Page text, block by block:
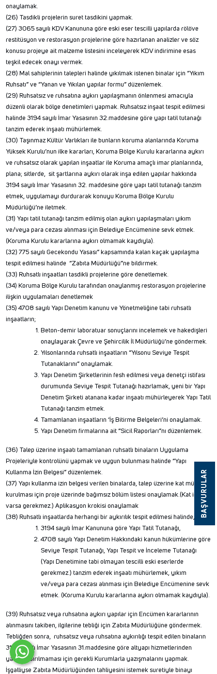
BAŞVURULAR
onaylamak.
(26) Tasdikli projelerin suret tasdikini yapmak.
(27) 3065 sayılı KDV Kanununa göre eski eser tescilli yapılarda rölöve
restitüsyon ve restorasyon projelerine göre hazırlanan analizler ve söz
konusu projeye ait malzeme listesini inceleyerek KDV indirimine esas
teşkil edecek onayı vermek.
(28) Mal sahiplerinin talepleri halinde yıkılmak istenen binalar için “Yıkım
Ruhsatı” ve “Yanan ve Yıkılan yapılar formu” düzenlemek.
(29) Ruhsatsız ve ruhsatına aykırı yapılaşmanın önlenmesi amacıyla
düzenli olarak bölge denetimleri yapmak. Ruhsatsız inşaat tespit edilmesi
halinde 3194 sayılı İmar Yasasının 32.maddesine göre yapı tatil tutanağı
tanzim ederek inşaatı mühürlemek.
(30) Taşınmaz Kültür Varlıkları ile bunların koruma alanlarında Koruma
Yüksek Kurulu’nun ilke kararları, Koruma Bölge Kurulu kararlarına aykırı
ve ruhsatsız olarak yapılan inşaatlar ile Koruma amaçlı imar planlarında,
plana; sitlerde, sit şartlarına aykırı olarak inşa edilen yapılar hakkında
3194 sayılı İmar Yasasının 32. maddesine göre yapı tatil tutanağı tanzim
etmek, uygulamayı durdurarak konuyu Koruma Bölge Kurulu
Müdürlüğü’ne iletmek.
(31) Yapı tatil tutanağı tanzim edilmiş olan aykırı yapılaşmaları yıkım
ve/veya para cezası alınması için Belediye Encümenine sevk etmek.
(Koruma Kurulu kararlarına aykırı olmamak kaydıyla).
(32) 775 sayılı Gecekondu Yasası” kapsamında kalan kaçak yapılaşma
tespit edilmesi halinde “Zabıta Müdürlüğü”ne bildirmek.
(33) Ruhsatlı inşaatları tasdikli projelerine göre denetlemek.
(34) Koruma Bölge Kurulu tarafından onaylanmış restorasyon projelerine
ilişkin uygulamaları denetlemek
(35) 4708 sayılı Yapı Denetim kanunu ve Yönetmeliğine tabi ruhsatlı
inşaatların;
Beton-demir laboratuar sonuçlarını incelemek ve hakedişleri
onaylayarak Çevre ve Şehircilik İl Müdürlüğü’ne göndermek.
Yılsonlarında ruhsatlı inşaatların “Yılsonu Seviye Tespit
Tutanaklarını” onaylamak.
Yapı Denetim Şirketlerinin fesh edilmesi veya denetçi istifası
durumunda Seviye Tespit Tutanağı hazırlamak, yeni bir Yapı
Denetim Şirketi atanana kadar inşaatı mühürleyerek Yapı Tatil
Tutanağı tanzim etmek.
Tamamlanan inşaatların ‘İş Bitirme Belgeleri’ni onaylamak.
Yapı Denetim firmalarına ait “Sicil Raporları”nı düzenlemek.
(36) Talep üzerine inşaatı tamamlanan ruhsatlı binaların Uygulama
Projeleriyle kontrolünü yapmak ve uygun bulunması halinde “Yapı
Kullanma İzin Belgesi” düzenlemek.
(37) Yapı kullanma izin belgesi verilen binalarda, talep üzerine kat mülkiyeti
kurulması için proje üzerinde bağımsız bölüm listesi onaylamak.(Kat irtifakı
varsa gerekmez.) Aplikasyon krokisi onaylamak
(38) Ruhsatlı inşaatlarda herhangi bir aykırılık tespit edilmesi halinde,
3194 sayılı İmar Kanununa göre Yapı Tatil Tutanağı,
4708 sayılı Yapı Denetim Hakkındaki kanun hükümlerine göre
Seviye Tespit Tutanağı, Yapı Tespit ve İnceleme Tutanağı
(Yapı Denetimine tabi olmayan tescilli eski eserlerde
gerekmez.) tanzim ederek inşaatı mühürlemek, yıkım
ve/veya para cezası alınması için Belediye Encümenine sevk
etmek. (Koruma Kurulu kararlarına aykırı olmamak kaydıyla).
(39) Ruhsatsız veya ruhsatına aykırı yapılar için Encümen kararlarının
alınmasını takiben, ilgilerine tebliği için Zabıta Müdürlüğüne göndermek.
Tebliğden sonra, ruhsatsız veya ruhsatına aykırılığı tespit edilen binaların
3194 sayılı İmar Yasasının 31.maddesine göre altyapı hizmetlerinden
yararlandırılmaması için gerekli Kurumlarla yazışmalarını yapmak.
İşgalliyse Zabıta Müdürlüğünden tahliyesini istemek suretiyle binayı